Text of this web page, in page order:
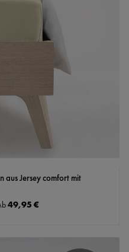
aus Jersey comfort mit
Preis:
49,95 €